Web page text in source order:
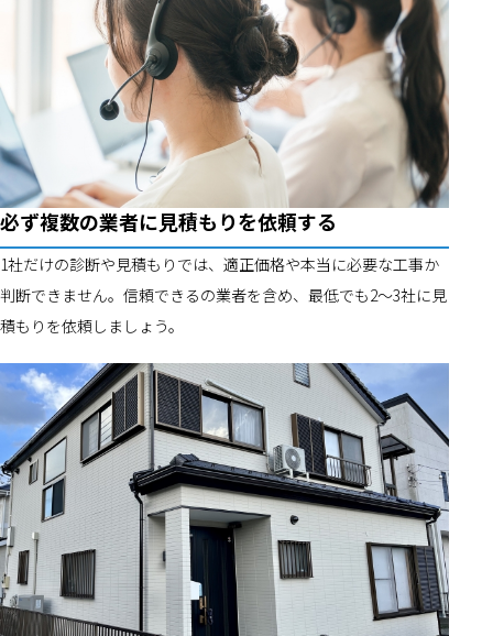
必ず複数の業者に見積もりを依頼する
1社だけの診断や見積もりでは、適正価格や本当に必要な工事か
判断できません。信頼できるの業者を含め、最低でも2～3社に見
積もりを依頼しましょう。